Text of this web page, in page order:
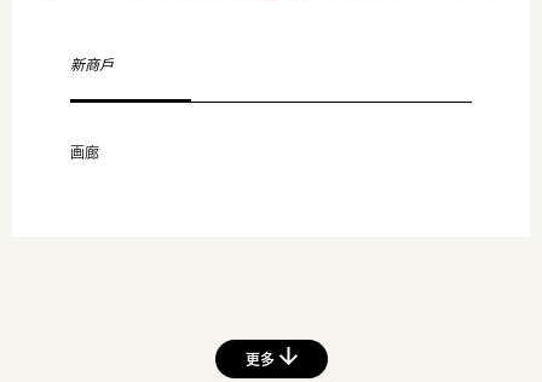
新商戶
画廊
更多